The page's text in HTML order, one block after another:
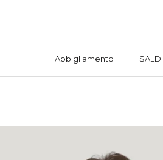
Abbigliamento
SALDI